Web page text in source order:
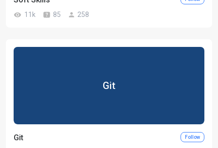
11k 85 258
Git
Git Follow